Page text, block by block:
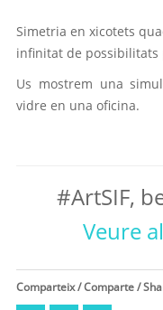
Simetria en xicotets
infinitat de possibilitats
Us mostrem una
vidre en una oficina.
#ArtSIF,
Veure
Comparteix / Comparte /